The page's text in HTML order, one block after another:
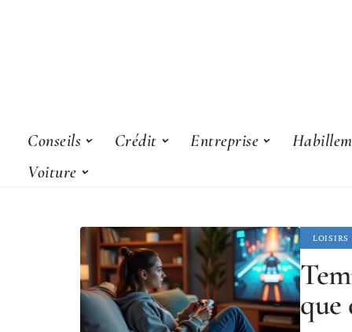
Conseils Crédit Entreprise
Voiture
LOISIRS
que